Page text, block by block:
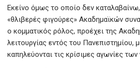
Εκείνο όμως το οποίο δεν καταλαβαίνω,
«θλιβερές φιγούρες» Ακαδημαϊκών
ο κομματικός ρόλος, προέχει της
λειτουργίας εντός του Πανεπιστημίου,
καπηλεύονται τις κρίσιμες αγωνίες